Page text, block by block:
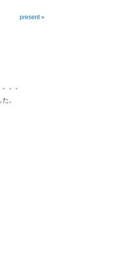
present »
。。
。